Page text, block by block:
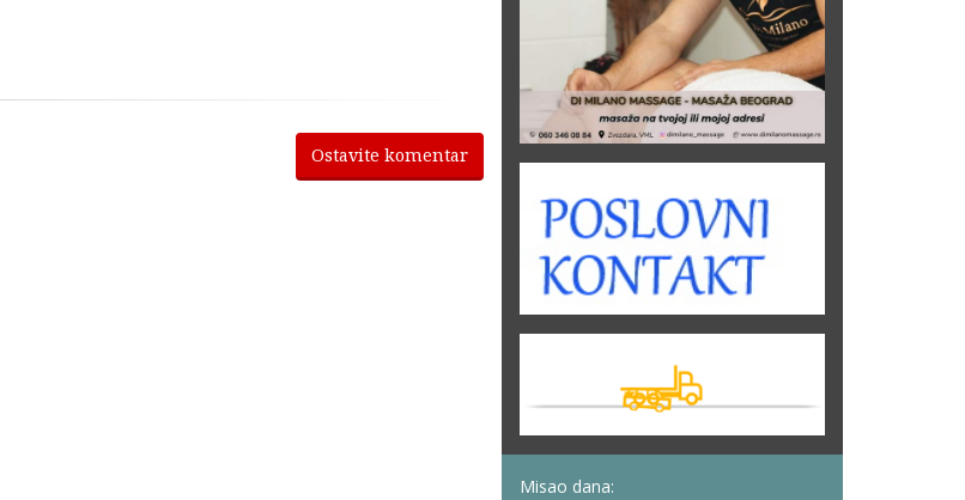
Ostavite komentar
Misao dana: